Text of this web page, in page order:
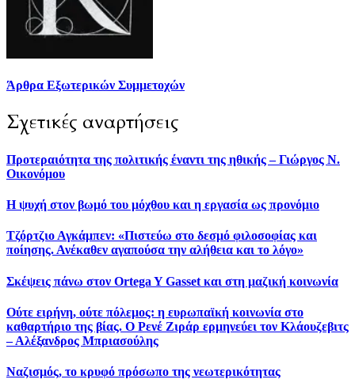
Άρθρα Εξωτερικών Συμμετοχών
Σχετικές αναρτήσεις
Προτεραιότητα της πολιτικής έναντι της ηθικής – Γιώργος Ν.
Οικονόμου
Η ψυχή στον βωμό του μόχθου και η εργασία ως προνόμιο
Τζόρτζιο Αγκάμπεν: «Πιστεύω στο δεσμό φιλοσοφίας και
ποίησης. Ανέκαθεν αγαπούσα την αλήθεια και το λόγο»
Σκέψεις πάνω στον Ortega Y Gasset και στη μαζική κοινωνία
Ούτε ειρήνη, ούτε πόλεμος: η ευρωπαϊκή κοινωνία στο
καθαρτήριο της βίας. Ο Ρενέ Ζιράρ ερμηνεύει τον Κλάουζεβιτς
– Αλέξανδρος Μπριασούλης
Ναζισμός, το κρυφό πρόσωπο της νεωτερικότητας